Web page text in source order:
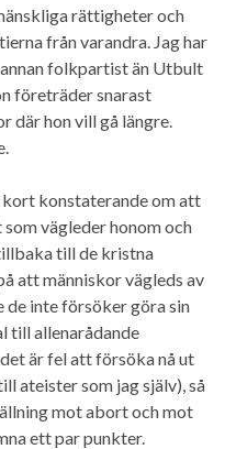
rättigheter och
från varandra. Jag har
folkpartist än Utbult
företräder snarast
där hon vill gå längre.
konstaterande om att
vägleder honom och
till de kristna
att människor vägleds av
de inte försöker göra sin
till allenarådande
är fel att försöka nå ut
ateister som jag själv), så
mot abort och mot
ett par punkter.